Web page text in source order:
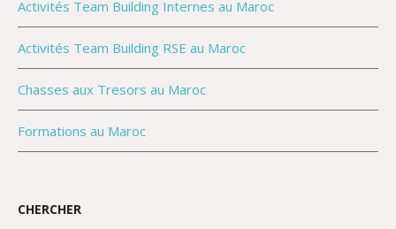
Activités Team Building Internes au Maroc
Activités Team Building RSE au Maroc
Chasses aux Tresors au Maroc
Formations au Maroc
CHERCHER